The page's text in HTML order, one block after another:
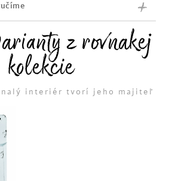
z rovnakej
kolekcie
interiér tvorí jeho majiteľ